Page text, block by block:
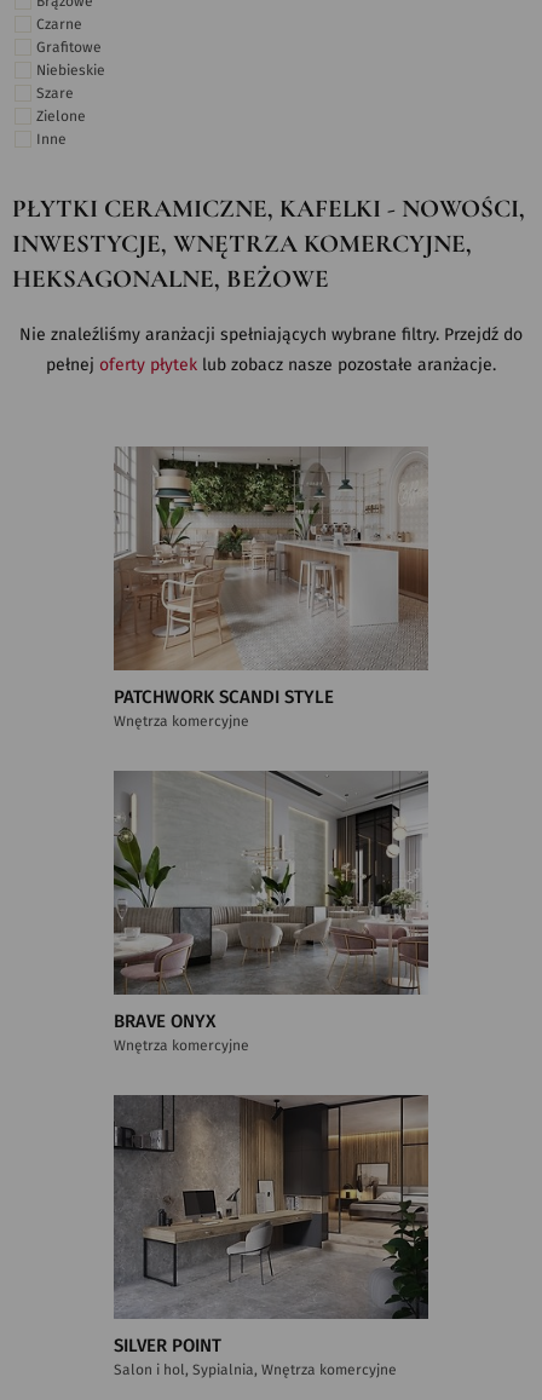
Czarne
Grafitowe
Niebieskie
Szare
Zielone
Inne
PŁYTKI CERAMICZNE, KAFELKI - NOWOŚCI,
INWESTYCJE, WNĘTRZA KOMERCYJNE,
HEKSAGONALNE, BEŻOWE
Nie znaleźliśmy aranżacji spełniających wybrane filtry. Przejdź do
pełnej oferty płytek lub zobacz nasze pozostałe aranżacje.
PATCHWORK SCANDI STYLE
Wnętrza komercyjne
BRAVE ONYX
Wnętrza komercyjne
SILVER POINT
Salon i hol, Sypialnia, Wnętrza komercyjne